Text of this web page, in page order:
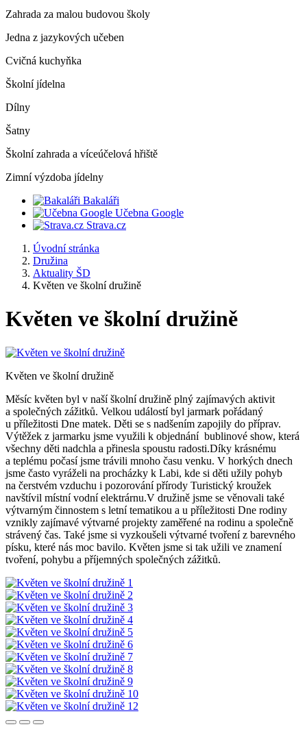
Zahrada za malou budovou školy
Jedna z jazykových učeben
Cvičná kuchyňka
Školní jídelna
Dílny
Šatny
Školní zahrada a víceúčelová hřiště
Zimní výzdoba jídelny
Bakaláři
Učebna Google
Strava.cz
Úvodní stránka
Družina
Aktuality ŠD
Květen ve školní družině
Květen ve školní družině
Květen ve školní družině
Měsíc květen byl v naší školní družině plný zajímavých aktivit
a společných zážitků. Velkou událostí byl jarmark pořádaný
u příležitosti Dne matek. Děti se s nadšením zapojily do příprav.
Výtěžek z jarmarku jsme využili k objednání bublinové show, která
všechny děti nadchla a přinesla spoustu radosti.Díky krásnému
a teplému počasí jsme trávili mnoho času venku. V horkých dnech
jsme často vyráželi na procházky k Labi, kde si děti užily pohyb
na čerstvém vzduchu i pozorování přírody Turistický kroužek
navštívil místní vodní elektrárnu.V družině jsme se věnovali také
výtvarným činnostem s letní tematikou a u příležitosti Dne rodiny
vznikly zajímavé výtvarné projekty zaměřené na rodinu a společně
strávený čas. Také jsme si vyzkoušeli výtvarné tvoření z barevného
písku, které nás moc bavilo. Květen jsme si tak užili ve znamení
tvoření, pohybu a příjemných společných zážitků.